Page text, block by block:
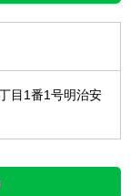
目1番1号明治安